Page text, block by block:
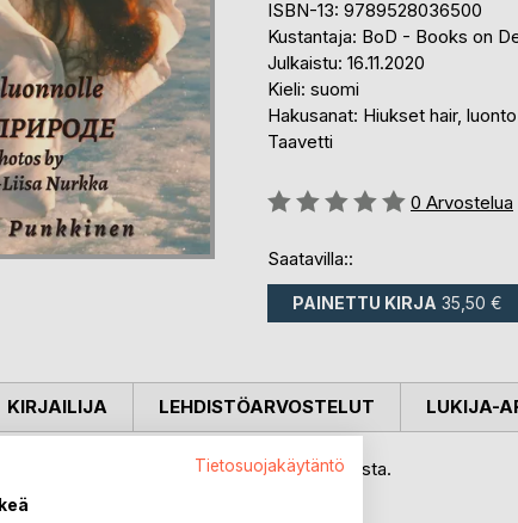
ISBN-13: 9789528036500
Kustantaja: BoD - Books on
Julkaistu: 16.11.2020
Kieli: suomi
Hakusanat: Hiukset hair,
Taavetti
Arvostelu::
0 Arvostelua
Saatavilla::
PAINETTU KIRJA 35,50 €
satumaisesta luonnosta ja hulmuavista hiuksista.
fabulous nature and flying hair.
KIRJAILIJA LEHDISTÖARVOSTELUT LUKIJA-
Tietosuojakäytäntö